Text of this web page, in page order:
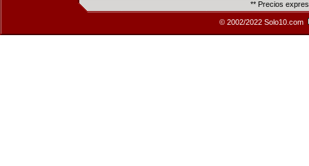
** Precios
© 2002/2022 Solo10.com